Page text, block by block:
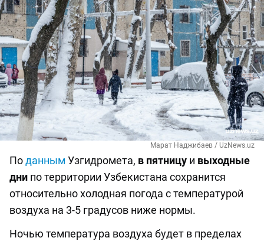
Марат Наджибаев / UzNews.uz
Поданным Узгидромета, в пятницу и выходные
дни по территории Узбекистана сохранится
относительно холодная погода с температурой
воздуха на 3-5 градусов ниже нормы.
Ночью температура воздуха будет в пределах